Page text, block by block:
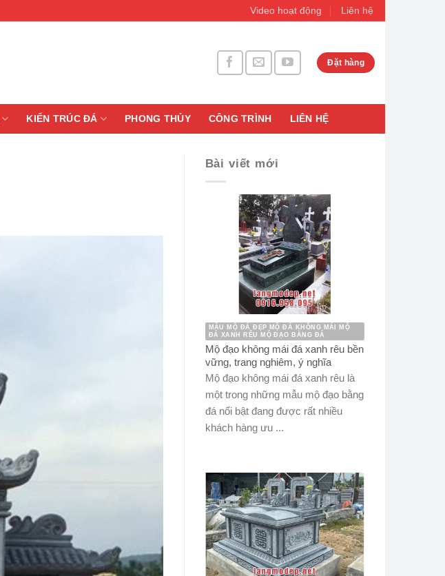
Video hoạt động Liên hệ
Đặt hàng
KIẾN TRÚC ĐÁ PHONG THỦY CÔNG TRÌNH LIÊN HỆ
Bài viết mới
MẪU MỘ ĐÁ ĐẸP MỘ ĐÁ KHÔNG MÁI MỘ
ĐÁ XANH RÊU MỘ ĐẠO BẰNG ĐÁ
Mộ đạo không mái đá xanh rêu bền
vững, trang nghiêm, ý nghĩa
Mộ đạo không mái đá xanh rêu là
một trong những mẫu mộ đạo bằng
đá nổi bật đang được rất nhiều
khách hàng ưu ...